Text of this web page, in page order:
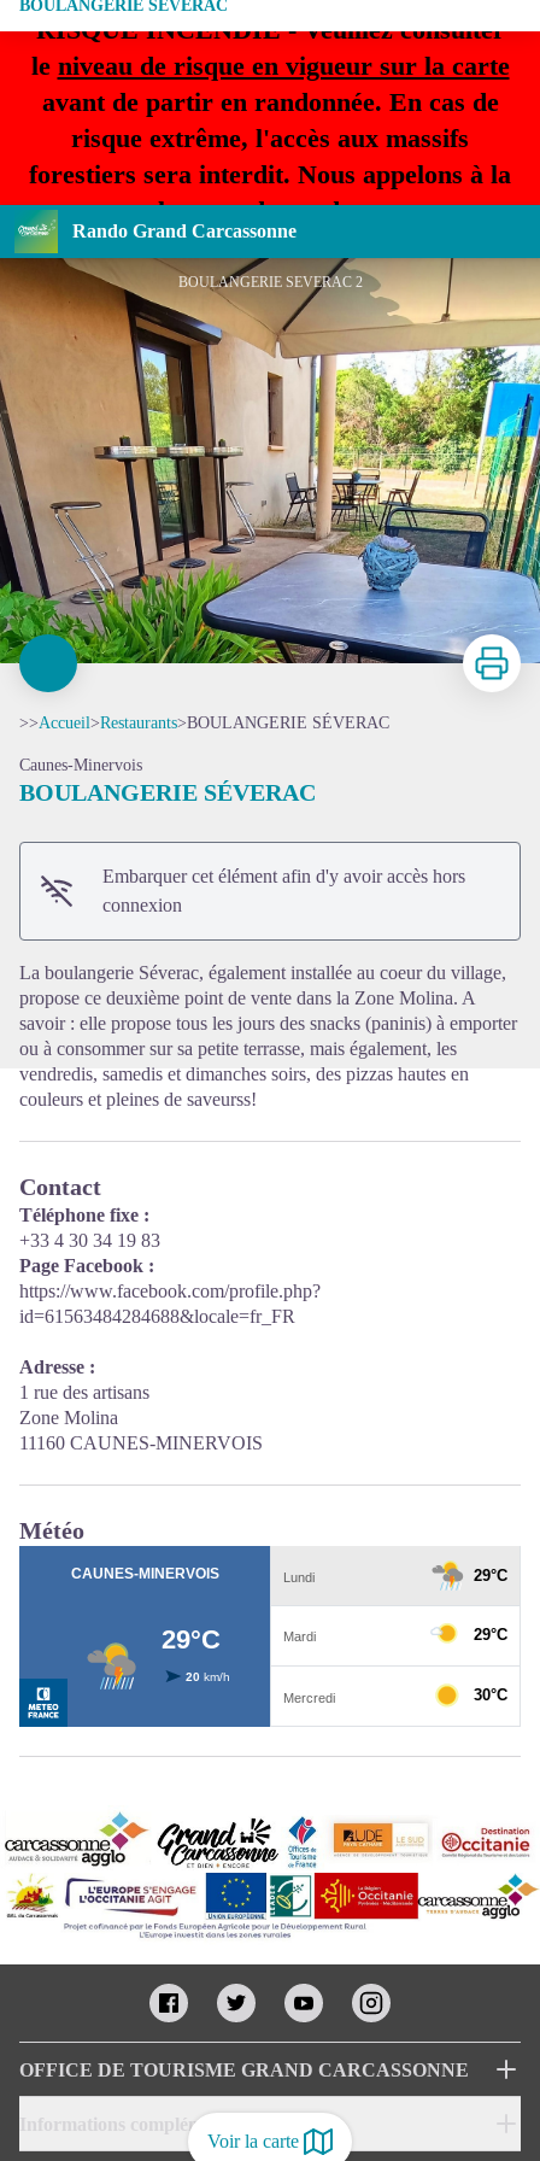
RISQUE INCENDIE - Veuillez consulter
le niveau de risque en vigueur sur la carte
avant de partir en randonnée. En cas de
risque extrême, l'accès aux massifs
forestiers sera interdit. Nous appelons à la
plus grande prudence.
Rando Grand Carcassonne
BOULANGERIE SÉVERAC
Voir la carte
BOULANGERIE SEVERAC 2
Voir l'image en plein écran
Imprimer
>>Accueil>Restaurants>BOULANGERIE SÉVERAC
Caunes-Minervois
BOULANGERIE SÉVERAC
Embarquer cet élément afin d'y avoir accès hors
connexion
La boulangerie Séverac, également installée au coeur du village,
propose ce deuxième point de vente dans la Zone Molina. A
savoir : elle propose tous les jours des snacks (paninis) à emporter
ou à consommer sur sa petite terrasse, mais également, les
vendredis, samedis et dimanches soirs, des pizzas hautes en
couleurs et pleines de saveurss!
Contact
Téléphone fixe :
+33 4 30 34 19 83
Page Facebook :
https://www.facebook.com/profile.php?
id=61563484284688&locale=fr_FR
Adresse :
1 rue des artisans
Zone Molina
11160 CAUNES-MINERVOIS
Météo
OFFICE DE TOURISME GRAND CARCASSONNE
Informations complémentaires